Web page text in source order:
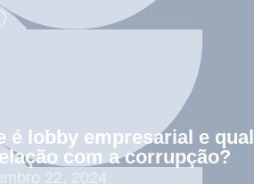
é lobby empresarial e qual
com a corrupção?
22, 2024